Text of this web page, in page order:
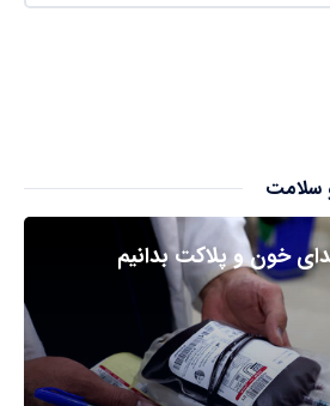
سلامت
خون و پلاکت بدانیم